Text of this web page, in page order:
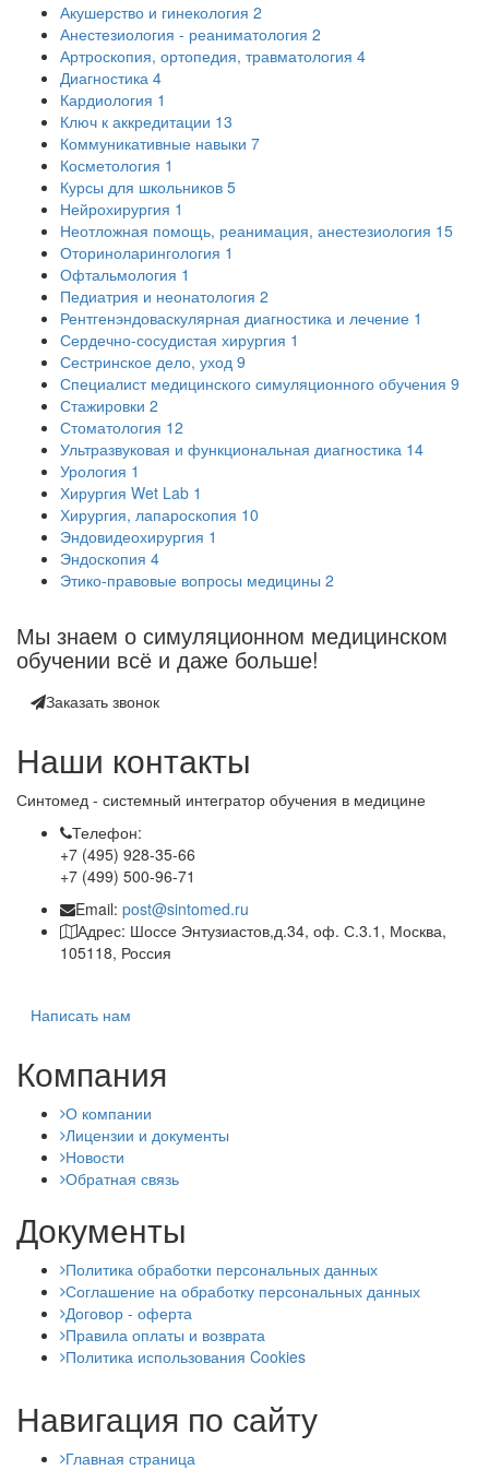
Акушерство и гинекология 2
Анестезиология - реаниматология 2
Артроскопия, ортопедия, травматология 4
Диагностика 4
Кардиология 1
Ключ к аккредитации 13
Коммуникативные навыки 7
Косметология 1
Курсы для школьников 5
Нейрохирургия 1
Неотложная помощь, реанимация, анестезиология 15
Оториноларингология 1
Офтальмология 1
Педиатрия и неонатология 2
Рентгенэндоваскулярная диагностика и лечение 1
Сердечно-сосудистая хирургия 1
Сестринское дело, уход 9
Специалист медицинского симуляционного обучения 9
Стажировки 2
Стоматология 12
Ультразвуковая и функциональная диагностика 14
Урология 1
Хирургия Wet Lab 1
Хирургия, лапароскопия 10
Эндовидеохирургия 1
Эндоскопия 4
Этико-правовые вопросы медицины 2
Мы знаем о симуляционном медицинском
обучении всё и даже больше!
Заказать звонок
Наши контакты
Синтомед - системный интегратор обучения в медицине
Телефон:
+7 (495) 928-35-66
+7 (499) 500-96-71
Email: post@sintomed.ru
Адрес: Шоссе Энтузиастов,д.34, оф. С.3.1, Москва,
105118, Россия
Написать нам
Компания
О компании
Лицензии и документы
Новости
Обратная связь
Документы
Политика обработки персональных данных
Соглашение на обработку персональных данных
Договор - оферта
Правила оплаты и возврата
Политика использования Cookies
Навигация по сайту
Главная страница